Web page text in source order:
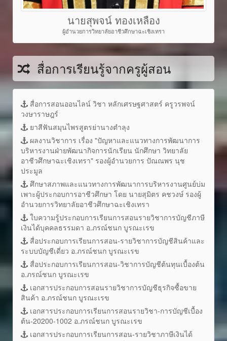
นายสุพจน์ ทองเหลือง
ผู้อำนวยการวิทยาลัยอาชีวศึกษาฉะเชิงเทรา
สื่อการเรียนรู้จากครูผู้สอน
สื่อการสอนออนไลน์ วิชา หลักเศรษฐศาสตร์ ครูวรพจน์
วงษาราษฎร์
ยาสีฟันสมุนไพรสูตรย่านางตำลุง
ผลงานวิชาการ เรื่อง "ปัญหาและแนวทางการพัฒนาการ
บริหารงานฝ่ายพัฒนากิจการนักเรียน นักศึกษา วิทยาลัย
อาชีวศึกษาฉะเชิงเทรา" รองผู้อำนวยการ ปัณณพร นุช
ประมูล
ศึกษาสภาพและแนวทางการพัฒนาการบริหารงานศูนย์บ่ม
เพาะผู้ประกอบการอาชีวศึกษา โดย นายสุมิตร คชวงษ์ รองผู้
อำนวยการวิทยาลัยอาชีวศึกษาฉะเชิงเทรา
ใบความรู้ประกอบการเรียนการสอนรายวิชาการบัญชีภาษี
เงินได้บุคคลธรรมดา อ.ภรณ์ชนก บูรณะเรข
สื่อประกอบการเรียนการสอน-รายวิชาการบัญชีสินค้าและ
ระบบบัญชีเดี่ยว อ.ภรณ์ชนก บูรณะเรข
สื่อประกอบการเรียนการสอน-วิชาการบัญชีต้นทุนเบื้องต้น
อ.ภรณ์ชนก บูรณะเรข
เอกสารประกอบการสอนรายวิชาการบัญชีธุรกิจซื้อขาย
สินค้า อ.ภรณ์ชนก บูรณะเรข
เอกสารประกอบการเรียนการสอนรายวิชา-การบัญชีเบื้อง
ต้น-20200-1002 อ.ภรณ์ชนก บูรณะเรข
เอกสารประกอบการเรียนการสอน-รายวิชาภาษีเงินได้